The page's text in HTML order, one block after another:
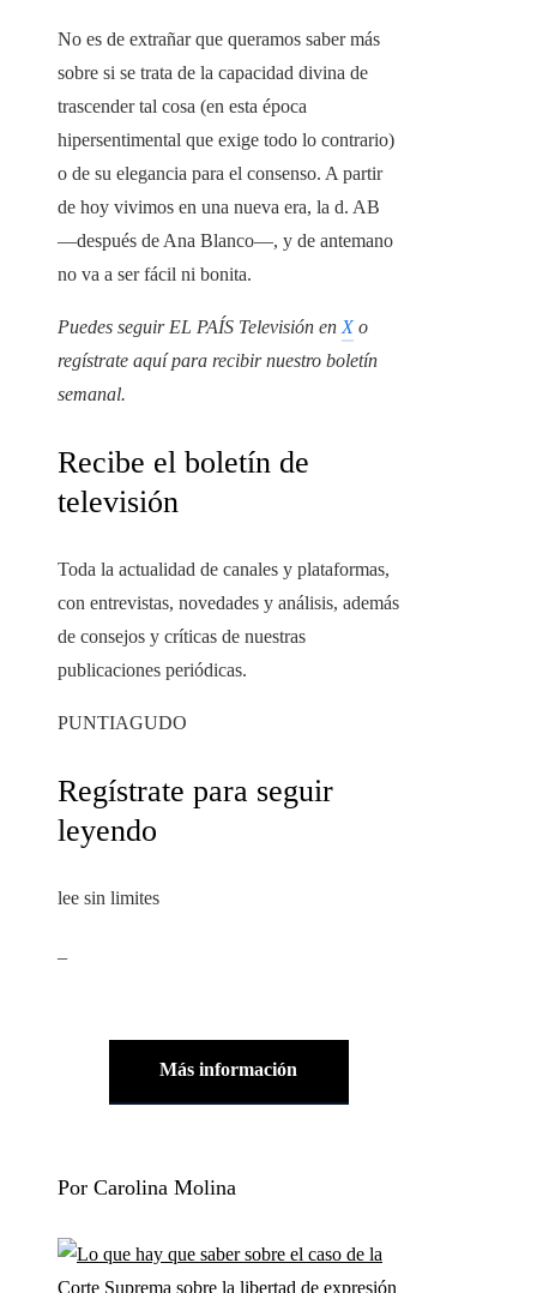
No es de extrañar que queramos saber más
sobre si se trata de la capacidad divina de
trascender tal cosa (en esta época
hipersentimental que exige todo lo contrario)
o de su elegancia para el consenso. A partir
de hoy vivimos en una nueva era, la d. AB
―después de Ana Blanco―, y de antemano
no va a ser fácil ni bonita.
Puedes seguir EL PAÍS Televisión en Xo
regístrate aquí para recibirnuestro boletín
semanal.
Recibe el boletín de
televisión
Toda la actualidad de canales y plataformas,
con entrevistas, novedades y análisis, además
de consejos y críticas de nuestras
publicaciones periódicas.
PUNTIAGUDO
Regístrate para seguir
leyendo
lee sin limites
Más información
Por Carolina Molina